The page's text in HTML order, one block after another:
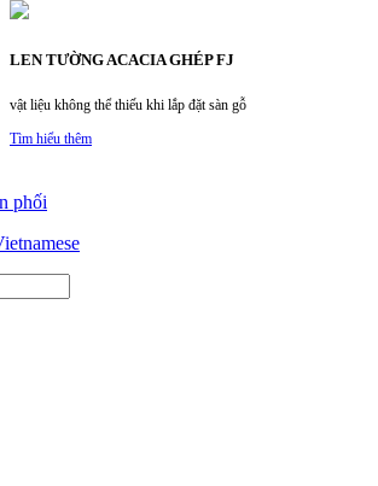
LEN TƯỜNG ACACIA GHÉP FJ
vật liệu không thể thiếu khi lắp đặt sàn gỗ
Tìm hiểu thêm
phối